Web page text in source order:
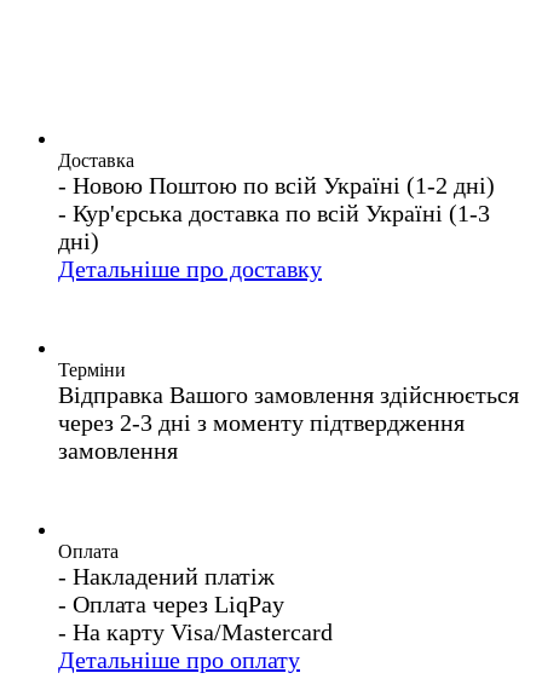
Доставка
- Новою Поштою по всій Україні (1-2 дні)
- Кур'єрська доставка по всій Україні (1-3
дні)
Детальніше про доставку
Терміни
Відправка Вашого замовлення здійснюється
через 2-3 дні з моменту підтвердження
замовлення
Оплата
- Накладений платіж
- Оплата через LiqPay
- На карту Visa/Mastercard
Детальніше про оплату